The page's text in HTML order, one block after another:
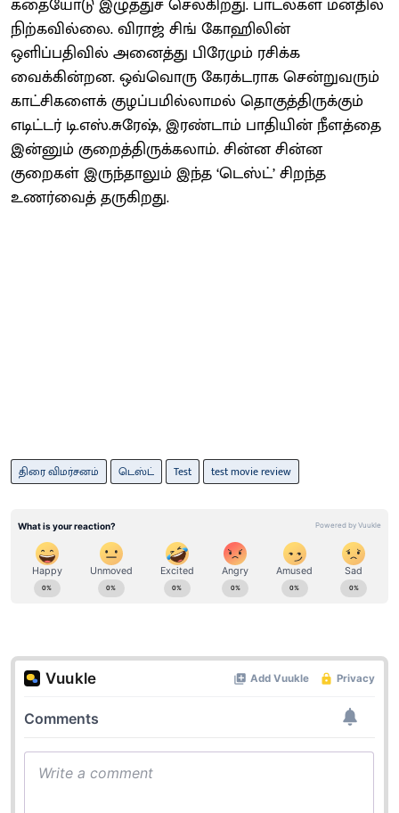
நிற்கவில்லை. விராஜ் சிங் கோஹிலின்
ஒளிப்பதிவில் அனைத்து பிரேமும் ரசிக்க
வைக்கின்றன. ஒவ்வொரு கேரக்டராக சென்றுவரும்
காட்சிகளைக் குழப்பமில்லாமல் தொகுத்திருக்கும்
எடிட்டர் டி.எஸ்.சுரேஷ், இரண்டாம் பாதியின் நீளத்தை
இன்னும் குறைத்திருக்கலாம். சின்ன சின்ன
குறைகள் இருந்தாலும் இந்த ‘டெஸ்ட்’ சிறந்த
உணர்வைத் தருகிறது.
திரை விமர்சனம் டெஸ்ட் Test test movie review